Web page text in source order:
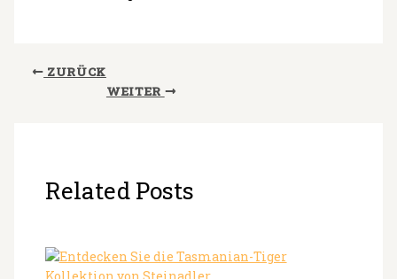
ZURÜCK
WEITER
Related Posts